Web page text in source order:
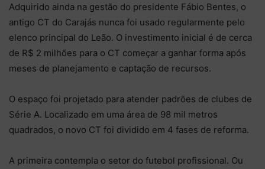
Adquirido ainda na gestão do presidente Fábio Bentes, o
antigo CT do Carajás nunca foi usado regularmente pelo
elenco principal do Leão. O investimento inicial é de cerca
de R$ 2 milhões para o CT começar a ganhar forma após
meses de planejamento e captação de recursos.
O espaço foi projetado para atender padrões de clubes de
Série A. Localizado em uma área de 98 mil metros
quadrados, o novo CT foi dividido em 4 fases de reforma.
A primeira contempla o setor do futebol profissional. Ou